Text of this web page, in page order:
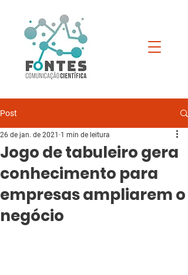
Post
Jogo de tabuleiro gera
conhecimento para
empresas ampliarem o
negócio
26 de jan. de 2021 1 min de leitura